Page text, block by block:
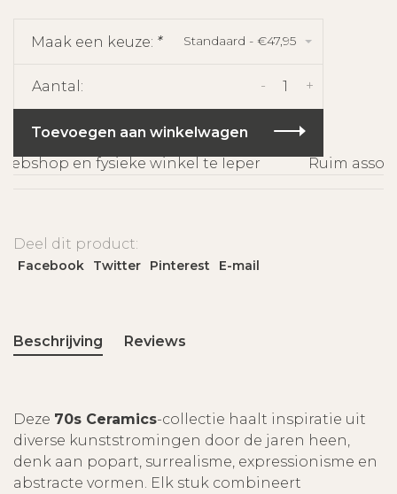
Maak een keuze: * Standaard - €47,95
Aantal: +
-
Toevoegen aan winkelwagen
en fysieke winkel te Ieper
Ruim
Deel dit product:
Facebook Twitter Pinterest E-mail
Beschrijving Reviews
Deze 70s Ceramics-collectie haalt inspiratie uit
diverse kunststromingen door de jaren heen,
denk aan popart, surrealisme, expressionisme en
abstracte vormen. Elk stuk combineert